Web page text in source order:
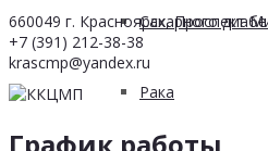
Сахарного
Рака
660049 г. Красноярск, Проспект
+7 (391) 212-38-38
krascmp@yandex.ru
График работы